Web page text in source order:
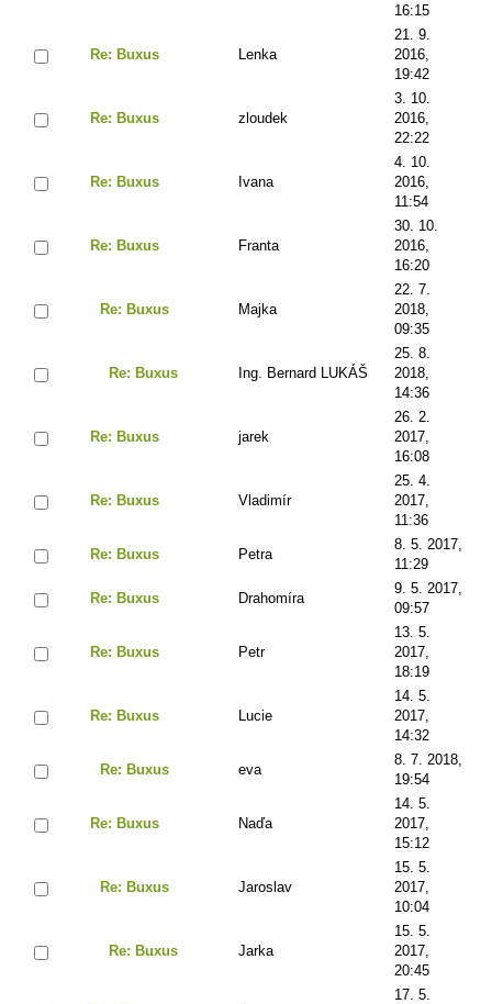
16:15
Re: Buxus Lenka
21. 9.
2016,
19:42
Re: Buxus zloudek
3. 10.
2016,
22:22
Re: Buxus Ivana
4. 10.
2016,
11:54
Re: Buxus Franta
30. 10.
2016,
16:20
Re: Buxus Majka
22. 7.
2018,
09:35
Re: Buxus Ing. Bernard LUKÁŠ
25. 8.
2018,
14:36
Re: Buxus jarek
26. 2.
2017,
16:08
Re: Buxus Vladimír
25. 4.
2017,
11:36
Re: Buxus Petra
8. 5. 2017,
11:29
Re: Buxus Drahomíra
9. 5. 2017,
09:57
Re: Buxus Petr
13. 5.
2017,
18:19
Re: Buxus Lucie
14. 5.
2017,
14:32
Re: Buxus eva
8. 7. 2018,
19:54
Re: Buxus Naďa
14. 5.
2017,
15:12
Re: Buxus Jaroslav
15. 5.
2017,
10:04
Re: Buxus Jarka
15. 5.
2017,
20:45
17. 5.